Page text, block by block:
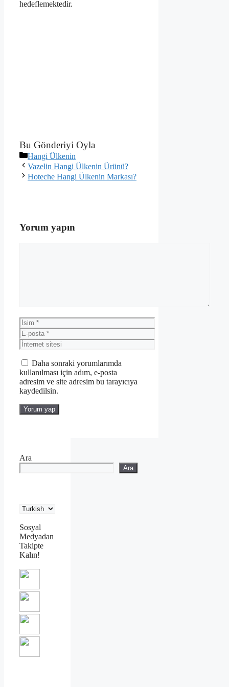
hedeflemektedir.
Bu Gönderiyi Oyla
Kategoriler
Hangi Ülkenin
Vazelin Hangi Ülkenin Ürünü?
Hoteche Hangi Ülkenin Markası?
Yorum yapın
İsim
E-
posta
İnternet
sitesi
Daha sonraki yorumlarımda
kullanılması için adım, e-posta
adresim ve site adresim bu tarayıcıya
kaydedilsin.
Ara
Ara
Sosyal
Medyadan
Takipte
Kalın!